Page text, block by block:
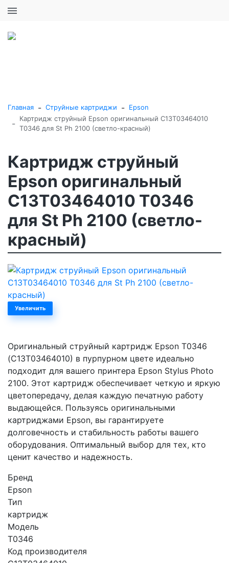
Главная - Струйные картриджи - Epson
-
Картридж струйный Epson оригинальный C13T03464010
T0346 для St Ph 2100 (светло-красный)
Картридж струйный
Epson оригинальный
C13T03464010 T0346
для St Ph 2100 (светло-
красный)
Увеличить
Оригинальный струйный картридж Epson T0346
(C13T03464010) в пурпурном цвете идеально
подходит для вашего принтера Epson Stylus Photo
2100. Этот картридж обеспечивает четкую и яркую
цветопередачу, делая каждую печатную работу
выдающейся. Пользуясь оригинальными
картриджами Epson, вы гарантируете
долговечность и стабильность работы вашего
оборудования. Оптимальный выбор для тех, кто
ценит качество и надежность.
Бренд
Epson
Тип
картридж
Модель
T0346
Код производителя